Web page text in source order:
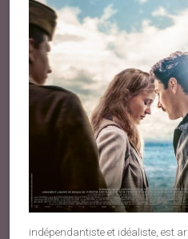
indépendantiste et idéaliste, est